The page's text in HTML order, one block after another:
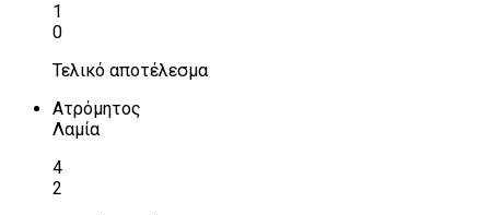
1
0
Τελικό αποτέλεσμα
Ατρόμητος
Λαμία
4
2